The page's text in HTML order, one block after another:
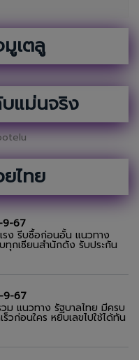
เตลู
บแม่นจริง
ไทย
9-67
ง รีบซื้อก่อนอั้น แนวทาง
ทุกเซียนสำนักดัง รับประกัน
9-67
ม แนวทาง รัฐบาลไทย มีครบ
วก่อนใคร หยิบเลขไปใช้ได้ทัน